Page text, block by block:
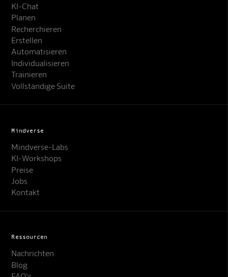
KI-Chat
Planen
Recherchieren
Erstellen
Automatisieren
Individualisieren
Trainieren
Vollständige Suite
Mindverse
Mindverse-Labs
KI-Workshops
Preise
Jobs
Kontakt
Ressourcen
Nachrichten
Blog